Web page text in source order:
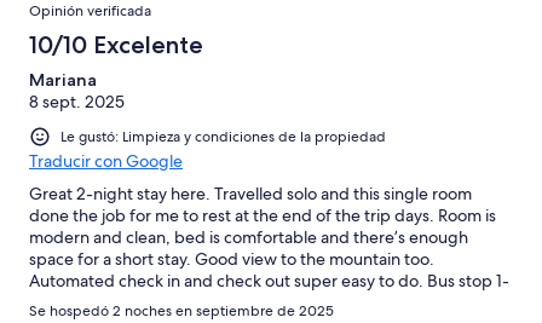
Opinión verificada
10/10 Excelente
Mariana
8 sept. 2025
Le gustó: Limpieza y condiciones de la propiedad
Traducir con Google
Great 2-night stay here. Travelled solo and this single room
done the job for me to rest at the end of the trip days. Room is
modern and clean, bed is comfortable and there’s enough
space for a short stay. Good view to the mountain too.
Automated check in and check out super easy to do. Bus stop 1-
min walk from the property.
Se hospedó 2 noches en septiembre de 2025